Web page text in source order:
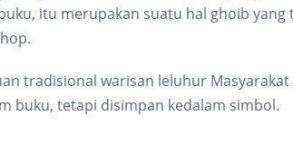
itu merupakan suatu hal ghoib yang
tradisional warisan leluhur Masyarakat
buku, tetapi disimpan kedalam simbol.